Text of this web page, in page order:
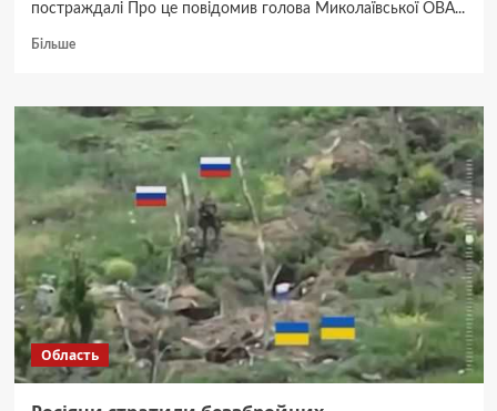
постраждалі Про це повідомив голова Миколаївської ОВА...
БільшеДокладніше
удар
по
Вознесенську:
загиблий,
серед
поранених
–
мер
Область